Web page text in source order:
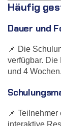
Häufig
Dauer und
📌 Die
verfügbar. Die
und 4 Wochen.
📌
interaktive